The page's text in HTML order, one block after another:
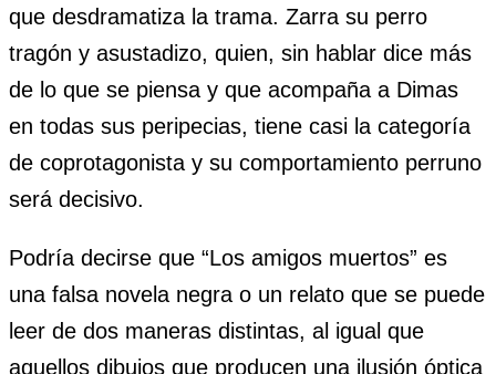
que desdramatiza la trama. Zarra su perro
tragón y asustadizo, quien, sin hablar dice más
de lo que se piensa y que acompaña a Dimas
en todas sus peripecias, tiene casi la categoría
de coprotagonista y su comportamiento perruno
será decisivo.
Podría decirse que “Los amigos muertos” es
una falsa novela negra o un relato que se puede
leer de dos maneras distintas, al igual que
aquellos dibujos que producen una ilusión óptica